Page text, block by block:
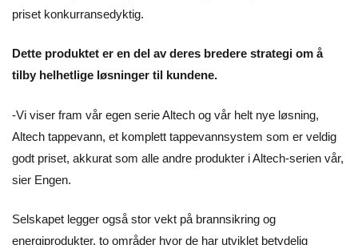
priset konkurransedyktig.
Dette produktet er en del av deres bredere strategi om å
tilby helhetlige løsninger til kundene.
-Vi viser fram vår egen serie Altech og vår helt nye løsning,
Altech tappevann, et komplett tappevannsystem som er veldig
godt priset, akkurat som alle andre produkter i Altech-serien vår,
sier Engen.
Selskapet legger også stor vekt på brannsikring og
energiprodukter, to områder hvor de har utviklet betydelig